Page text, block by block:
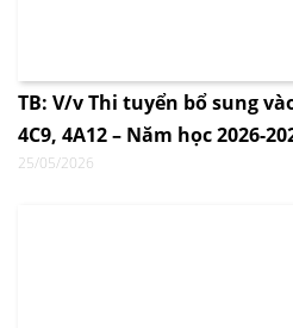
TB: V/v Thi tuyển bổ sung
4C9, 4A12 – Năm học 2026-
25/05/2026